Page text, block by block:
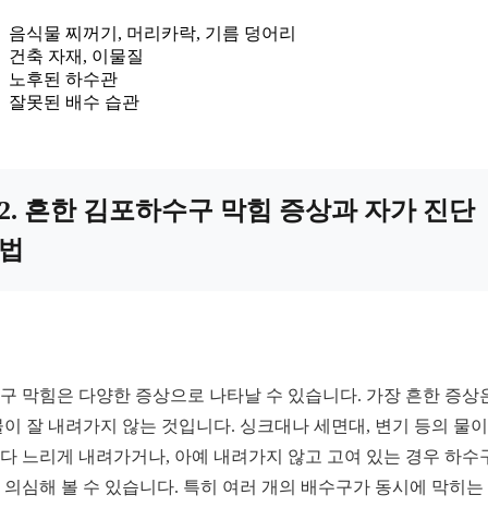
음식물 찌꺼기, 머리카락, 기름 덩어리
건축 자재, 이물질
노후된 하수관
잘못된 배수 습관
흔한 김포하수구 막힘 증상과 자가 진단
막힘은 다양한 증상으로 나타날 수 있습니다. 가장 흔한 증상
이 잘 내려가지 않는 것입니다. 싱크대나 세면대, 변기 등의 물
느리게 내려가거나, 아예 내려가지 않고 고여 있는 경우 하수
의심해 볼 수 있습니다. 특히 여러 개의 배수구가 동시에 막히는